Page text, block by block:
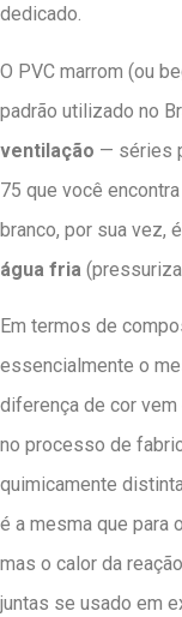
dedicado.
O PVC marrom (ou
padrão utilizado no
ventilação — séries
75 que você
branco, por sua vez,
água fria
Em termos de
essencialmente o
diferença de cor
no processo de
quimicamente
é a mesma que para
mas o calor da
juntas se usado em